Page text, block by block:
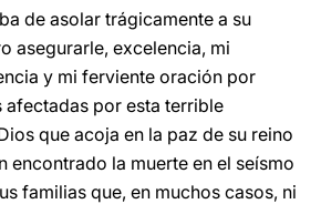
de asolar trágicamente a su
asegurarle, excelencia, mi
y mi ferviente oración por
afectadas por esta terrible
que acoja en la paz de su reino
encontrado la muerte en el seísmo
familias que, en muchos casos, ni